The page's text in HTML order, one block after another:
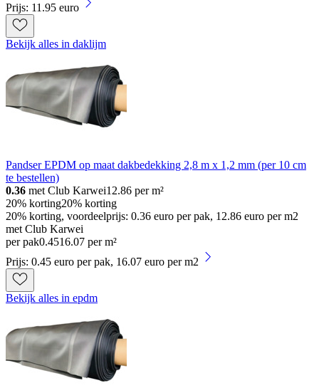
Prijs: 11.95 euro
Bekijk alles in daklijm
Pandser EPDM op maat dakbedekking 2,8 m x 1,2 mm (per 10 cm
te bestellen)
0.36 met Club Karwei12.86 per m²
20% korting20% korting
20% korting, voordeelprijs: 0.36 euro per pak, 12.86 euro per m2
met Club Karwei
per pak0.4516.07 per m²
Prijs: 0.45 euro per pak, 16.07 euro per m2
Bekijk alles in epdm